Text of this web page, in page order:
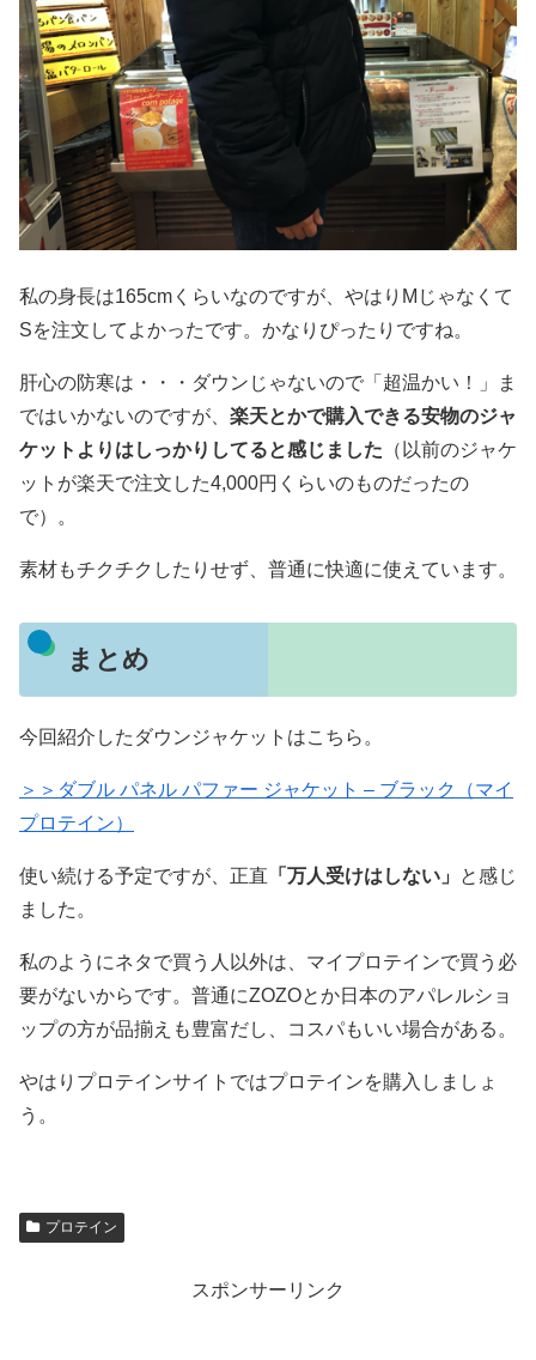
私の身長は165cmくらいなのですが、やはりMじゃなくて
Sを注文してよかったです。かなりぴったりですね。
肝心の防寒は・・・ダウンじゃないので「超温かい！」ま
ではいかないのですが、 楽天とかで購入できる安物のジャ
ケットよりはしっかりしてると感じました （以前のジャケ
ットが楽天で注文した4,000円くらいのものだったの
で）。
素材もチクチクしたりせず、普通に快適に使えています。
まとめ
今回紹介したダウンジャケットはこちら。
＞＞ダブル パネル パファー ジャケット – ブラック（マイ
プロテイン）
使い続ける予定ですが、正直 「万人受けはしない」
と感じ
ました。
私のようにネタで買う人以外は、マイプロテインで買う必
要がないからです。普通にZOZOとか日本のアパレルショ
ップの方が品揃えも豊富だし、コスパもいい場合がある。
やはりプロテインサイトではプロテインを購入しましょ
う。
プロテイン
スポンサーリンク